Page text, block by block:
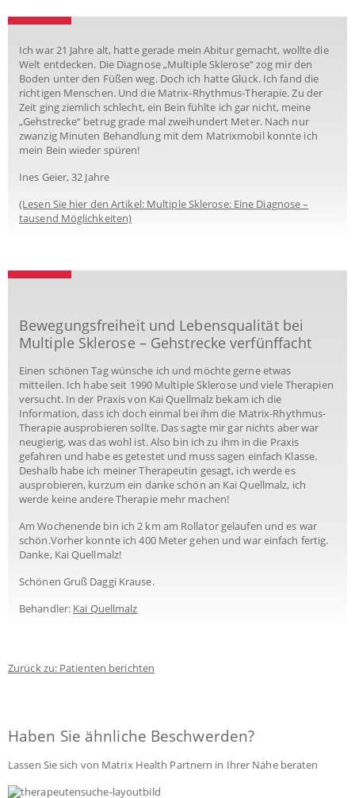
Ich war 21 Jahre alt, hatte gerade mein Abitur gemacht, wollte die
Welt entdecken. Die Diagnose „Multiple Sklerose“ zog mir den
Boden unter den Füßen weg. Doch ich hatte Glück. Ich fand die
richtigen Menschen. Und die Matrix-Rhythmus-Therapie. Zu der
Zeit ging ziemlich schlecht, ein Bein fühlte ich gar nicht, meine
„Gehstrecke“ betrug grade mal zweihundert Meter. Nach nur
zwanzig Minuten Behandlung mit dem Matrixmobil konnte ich
mein Bein wieder spüren!
Ines Geier, 32 Jahre
(Lesen Sie hier den Artikel: Multiple Sklerose: Eine Diagnose –
tausend Möglichkeiten)
Bewegungsfreiheit und Lebensqualität bei
Multiple Sklerose – Gehstrecke verfünffacht
Einen schönen Tag wünsche ich und möchte gerne etwas
mitteilen. Ich habe seit 1990 Multiple Sklerose und viele Therapien
versucht. In der Praxis von Kai Quellmalz bekam ich die
Information, dass ich doch einmal bei ihm die Matrix-Rhythmus-
Therapie ausprobieren sollte. Das sagte mir gar nichts aber war
neugierig, was das wohl ist. Also bin ich zu ihm in die Praxis
gefahren und habe es getestet und muss sagen einfach Klasse.
Deshalb habe ich meiner Therapeutin gesagt, ich werde es
ausprobieren, kurzum ein danke schön an Kai Quellmalz, ich
werde keine andere Therapie mehr machen!
Am Wochenende bin ich 2 km am Rollator gelaufen und es war
schön.Vorher konnte ich 400 Meter gehen und war einfach fertig.
Danke, Kai Quellmalz!
Schönen Gruß Daggi Krause.
Behandler: Kai Quellmalz
Zurück zu: Patienten berichten
Haben Sie ähnliche Beschwerden?
Lassen Sie sich von Matrix Health Partnern in Ihrer Nähe beraten